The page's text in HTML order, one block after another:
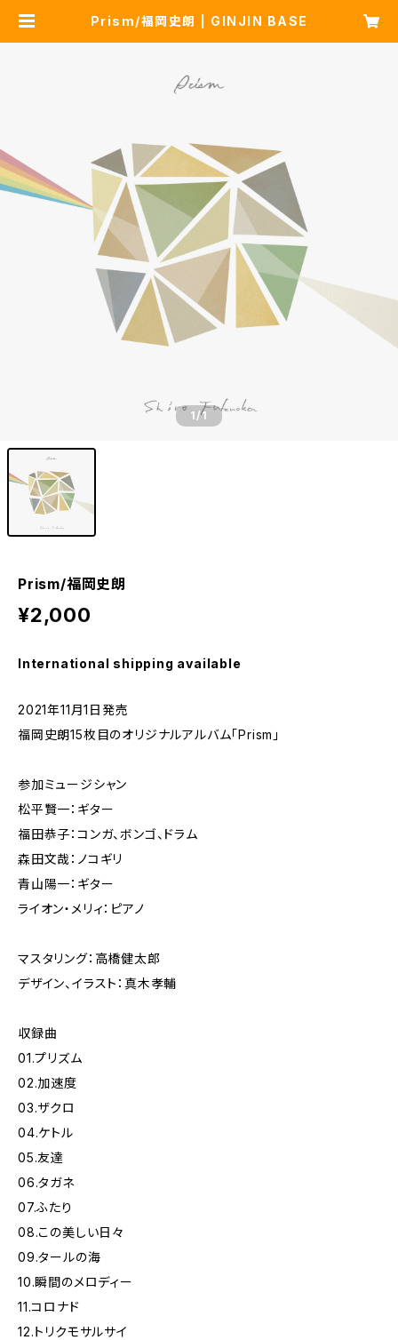
Prism/福岡史朗 | GINJIN BASE
1/1
Prism/福岡史朗
¥2,000
International shipping available
2021年11月1日発売
福岡史朗15枚目のオリジナルアルバム「Prism」
参加ミュージシャン
松平賢一：ギター
福田恭子：コンガ、ボンゴ、ドラム
森田文哉：ノコギリ
青山陽一：ギター
ライオン・メリィ：ピアノ
マスタリング：高橋健太郎
デザイン、イラスト：真木孝輔
収録曲
01.プリズム
02.加速度
03.ザクロ
04.ケトル
05.友達
06.タガネ
07.ふたり
08.この美しい日々
09.タールの海
10.瞬間のメロディー
11.コロナド
12.トリクモサルサイ